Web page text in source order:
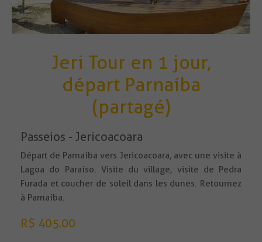
Jeri Tour en 1 jour,
départ Parnaíba
(partagé)
Passeios - Jericoacoara
Départ de Parnaíba vers Jericoacoara, avec une visite à
Lagoa do Paraíso. Visite du village, visite de Pedra
Furada et coucher de soleil dans les dunes. Retournez
à Parnaíba.
R$ 405.00